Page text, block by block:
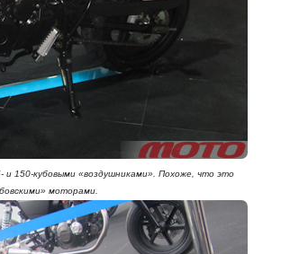
и 150-кубовыми «воздушниками». Похоже, что это
моторами.